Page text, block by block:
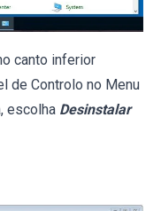
canto inferior
de Controlo no Menu
escolha Desinstalar